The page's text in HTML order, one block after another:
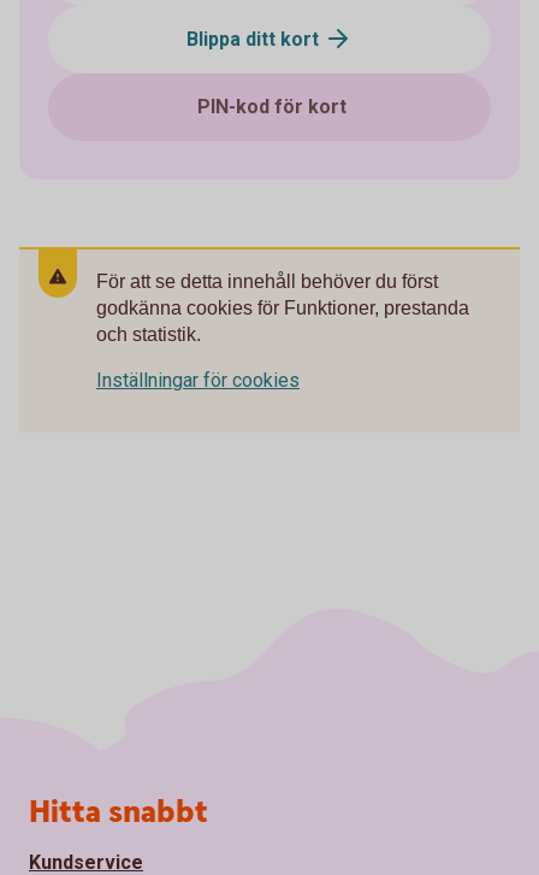
Blippa ditt kort
PIN-kod för kort
För att se detta innehåll behöver du först
godkänna cookies för Funktioner, prestanda
och statistik.
Inställningar för cookies
Sidfot
Hitta snabbt
Kundservice